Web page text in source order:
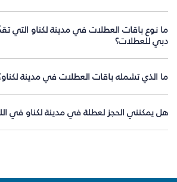
ما نوع باقات العطلات في مدينة لكناو التي
دبي للعطلات؟
ما الذي تشمله باقات العطلات في مدينة
هل يمكنني الحجز لعطلة في مدينة لكناو في